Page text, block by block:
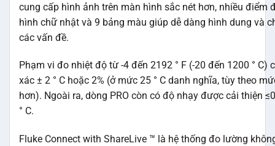
cung cấp hình ảnh trên màn hình sắc nét hơn, nhiều điểm
hình chữ nhật và 9 bảng màu giúp dễ dàng hình dung và
các vấn đề.
Phạm vi đo nhiệt độ từ -4 đến 2192 ° F (-20 đến 1200 ° C)
xác ± 2 ° C hoặc 2% (ở mức 25 ° C danh nghĩa, tùy theo
hơn). Ngoài ra, dòng PRO còn có độ nhạy được cải thiện
° C.
Fluke Connect with ShareLive ™ là hệ thống đo lường